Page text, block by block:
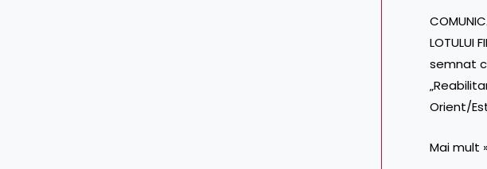
POARTA
–
LOTULUI
semnat
Orient/
–
CFR
S.A.
A
SEMNAT
DE
Mai mult